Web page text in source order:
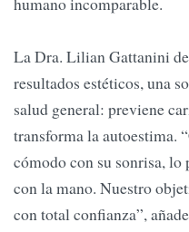
La Dra. Lilian Gattanini
resultados estéticos, una
salud general: previene
transforma la autoestima.
cómodo con su sonrisa,
con la mano. Nuestro
con total confianza”,